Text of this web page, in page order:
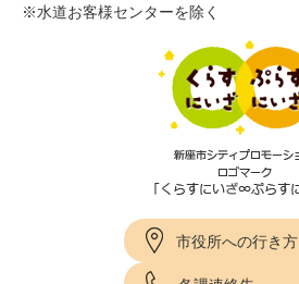
※水道お客様センターを除く
市役所への行き方